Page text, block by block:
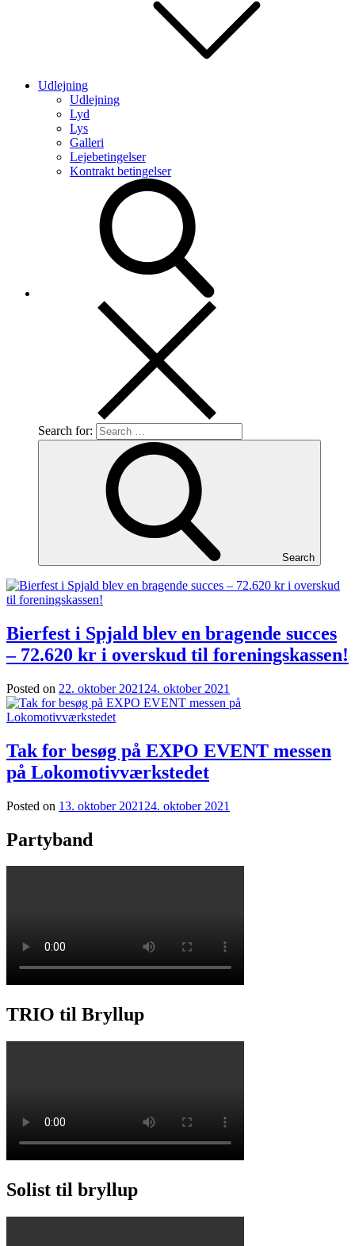
Udlejning
Udlejning
Lyd
Lys
Galleri
Lejebetingelser
Kontrakt betingelser
Search for:
Search
Bierfest i Spjald blev en bragende succes
– 72.620 kr i overskud til foreningskassen!
Posted on 22. oktober 2021 24. oktober 2021
Tak for besøg på EXPO EVENT messen
på Lokomotivværkstedet
Posted on 13. oktober 2021 24. oktober 2021
Partyband
TRIO til Bryllup
Solist til bryllup